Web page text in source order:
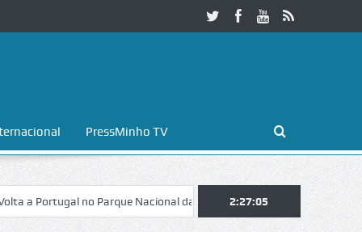
PressMinho TV
no Parque Nacional da Peneda-Gerês Esposende.
2:27:06